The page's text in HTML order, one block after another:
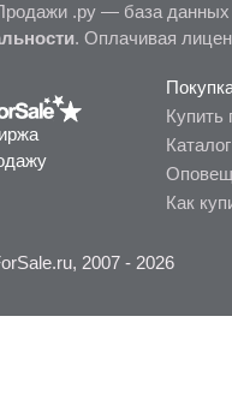
.ру — база данных
. Оплачивая
Купить
Как
2007 - 2026